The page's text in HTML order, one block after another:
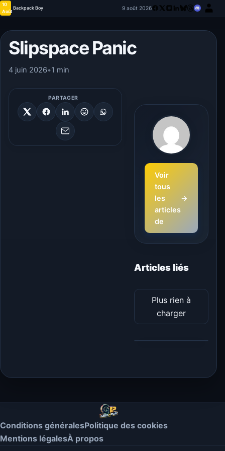
10
Août
Backpack Boy 9 août 2026
Slipspace Panic
4 juin 2026•1 min
PARTAGER
Voir
tous
les
articles
de
→
Articles liés
Plus rien à
charger
Conditions généralesPolitique des cookies
Mentions légalesÀ propos